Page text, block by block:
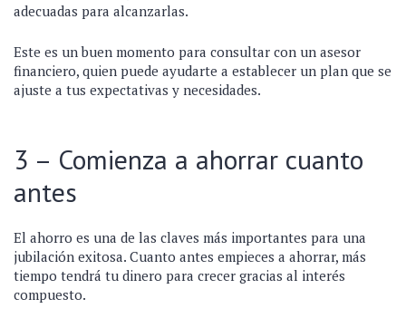
adecuadas para alcanzarlas.
Este es un buen momento para consultar con un asesor
financiero, quien puede ayudarte a establecer un plan que se
ajuste a tus expectativas y necesidades.
3 – Comienza a ahorrar cuanto
antes
El ahorro es una de las claves más importantes para una
jubilación exitosa. Cuanto antes empieces a ahorrar, más
tiempo tendrá tu dinero para crecer gracias al interés
compuesto.